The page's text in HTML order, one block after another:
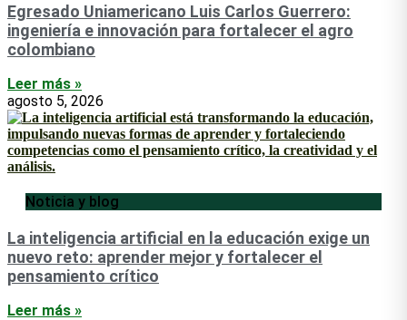
Egresado Uniamericano Luis Carlos Guerrero:
ingeniería e innovación para fortalecer el agro
colombiano
Leer más »
agosto 5, 2026
Noticia y blog
La inteligencia artificial en la educación exige un
nuevo reto: aprender mejor y fortalecer el
pensamiento crítico
Leer más »